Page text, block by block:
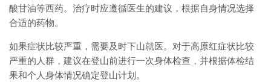
酸甘油等西药。治疗时应遵循医生的建议，根据自身情况选择
合适的药物。
如果症状比较严重，需要及时下山就医。对于高原红症状比较
严重的人群，建议在登山前进行一次身体检查，并根据体检结
果和个人身体情况确定登山计划。